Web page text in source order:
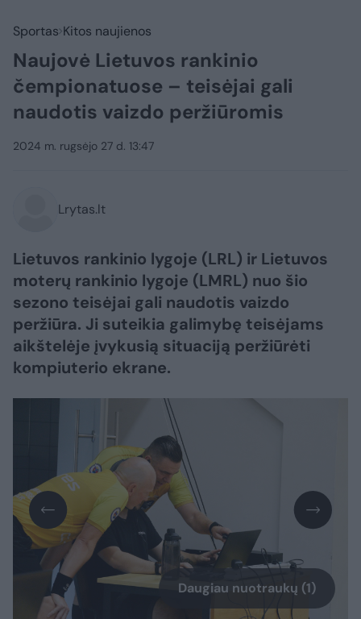
Sportas Kitos naujienos
Naujovė Lietuvos rankinio
čempionatuose – teisėjai gali
naudotis vaizdo peržiūromis
2024 m. rugsėjo 27 d. 13:47
Lrytas.lt
Lietuvos rankinio lygoje (LRL) ir Lietuvos
moterų rankinio lygoje (LMRL) nuo šio
sezono teisėjai gali naudotis vaizdo
peržiūra. Ji suteikia galimybę teisėjams
aikštelėje įvykusią situaciją peržiūrėti
kompiuterio ekrane.
Daugiau nuotraukų (1)